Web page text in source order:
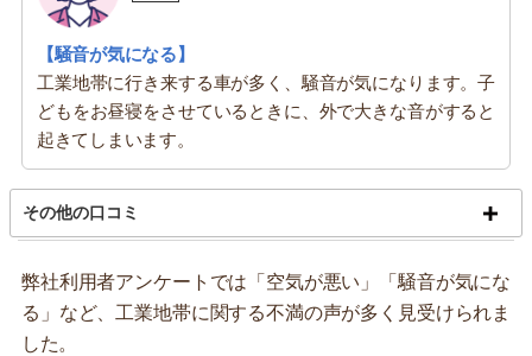
【騒音が気になる】
工業地帯に行き来する車が多く、騒音が気になります。子
どもをお昼寝をさせているときに、外で大きな音がすると
起きてしまいます。
その他の口コミ
弊社利用者アンケートでは「空気が悪い」「騒音が気にな
る」など、工業地帯に関する不満の声が多く見受けられま
した。